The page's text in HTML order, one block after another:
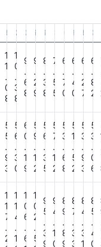
22.11.30
22.08.3122.05.31
22.02.2821.11.3021.08.3121.05.3121.02.28
1
1
.
0
8
1
0
.
3
8
9
.
6
8
9
.
2
9
8
.
3
8
7
.
5
5
6
.
7
0
6
.
4
0
6
.
2
7
6
.
8
2
5
5
.
9
3
5
6
.
3
0
6
0
.
1
9
5
9
.
1
2
5
6
.
3
5
5
7
.
1
2
5
3
.
6
8
5
1
.
5
2
5
3
.
9
3
5
3
.
0
6
1
1
7
.
2
1
1
4
.
1
1
0
6
.
6
1
0
2
.
5
9
5
.
3
9
9
4
.
1
0
8
9
.
8
9
8
7
.
3
3
8
4
.
3
1
8
5
.
4
0